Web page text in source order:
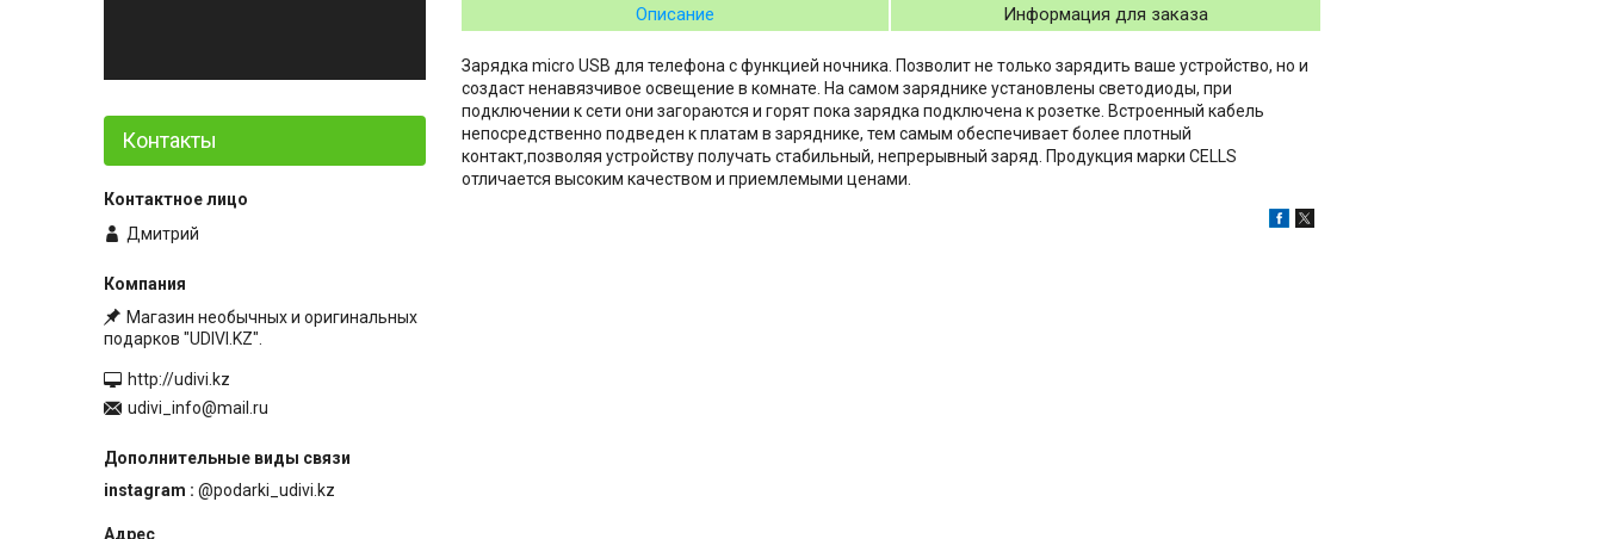
Описание Информация для заказа
Зарядка micro USB для телефона с функцией ночника. Позволит не только зарядить ваше устройство, но и
создаст ненавязчивое освещение в комнате. На самом заряднике установлены светодиоды, при
подключении к сети они загораются и горят пока зарядка подключена к розетке. Встроенный кабель
непосредственно подведен к платам в заряднике, тем самым обеспечивает более плотный
контакт,позволяя устройству получать стабильный, непрерывный заряд. Продукция марки CELLS
отличается высоким качеством и приемлемыми ценами.
Контакты
Дмитрий
Магазин необычных и оригинальных
подарков "UDIVI.KZ".
http://udivi.kz
udivi_info@mail.ru
instagram @podarki_udivi.kz